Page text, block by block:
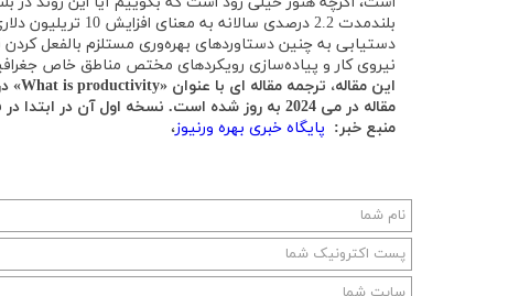
بلندمدت 2.2 درصدی سالانه به معنای افزایش 10 تریلیون دلاری تولید ناخالص داخلی ایالات متحده تا سال 2030 است.
دستیابی به چنین دستاوردهای بهره‌وری مستلزم بالفعل
نیروی کار و پیاده‌سازی رویکردهای مختص مناطق خاص
مقاله در می 2024 به روز شده است. نسخه اول آن در ابتدا در فوریه 2023 منتشر شد.
منبع خبر: پایگاه خبری بهره ورنیوز،